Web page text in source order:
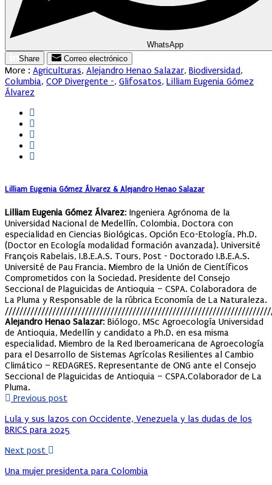
WhatsApp
Share
Correo electrónico
More : Agriculturas, Alejandro Henao Salazar, Biodiversidad,
Columbia, COP Divergente -, Glifosatos, Lilliam Eugenia Gómez
Álvarez
Lilliam Eugenia Gómez Álvarez & Alejandro Henao Salazar
Lilliam Eugenia Gómez Álvarez: Ingeniera Agrónoma de la
Universidad Nacional de Medellín, Colombia, Doctora con
especialidad en Ciencias Biológicas, Opción Eco-Etología, Ph.D.
(Doctor en Ecología modalidad formación avanzada). Université
François Rabelais, I.B.E.A.S. Tours, Post - Doctorado I.B.E.A.S.
Université de Pau Francia. Miembro de la Unión de Científicos
Comprometidos con la Sociedad. Presidente del Consejo
Seccional de Plaguicidas de Antioquia – CSPA. Colaboradora de
La Pluma y Responsable de la rúbrica Economía de La Naturaleza.
Alejandro Henao Salazar: Biólogo, MSc Agroecología Universidad
de Antioquia, Medellín y candidato a Ph.D. en esa misma
especialidad. Miembro de la Red Iberoamericana de Agroecología
para el Desarrollo de Sistemas Agrícolas Resilientes al Cambio
Climático – REDAGRES. Representante de ONG ante el Consejo
Seccional de Plaguicidas de Antioquia – CSPA.Colaborador de La
Pluma.
Previous post
Lula y sus lazos con Occidente, Venezuela y las dudas de los
BRICS para 2025
Next post
Una mujer presidenta para Colombia